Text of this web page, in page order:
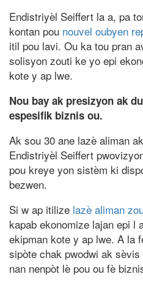
Endistriyèl Seiffert la a, pa
kontan pou nouvel oubyen
itil pou lavi. Ou ka tou pran
solisyon zouti ke yo epi
kote y ap lwe.
Nou bay ak presizyon ak
espesifik biznis ou.
Ak sou 30 ane lazè aliman
Endistriyèl Seiffert
pou kreye yon sistèm ki
bezwen.
Si w ap itilize lazè aliman
kapab ekonomize lajan epi l
ekipman kote y ap lwe. A la
sipòte chak pwodwi ak
nan nenpòt lè pou ou fè